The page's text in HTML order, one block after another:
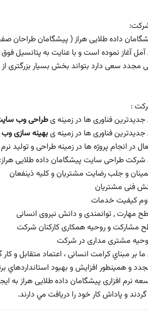
آغاز نموده است و با عنایت به پتانسیل
مجدد سعی دارد بتواند بخش بسیار بزرگتری
:
جدیدترین فناوری ها در زمینه یطراحی وب
جدیدترین فناوری ها در زمینه یبهینه سازی
در انجام پروژه ها در زمینه طراحی و تولید
طراحی سایت پیشگامان داده طلایی هراز:
و جلب رضایت مشتریان و کلیه ذینفعان
فنی مشتریان
کیفیت خدمات
مهارت , توانمندی و دانش نیروی انسانی
مشارکت و روحیه همکاری کارکنان شرکت
مشتری مداری در شرکت
مبناي کرامت انسانی ، اعتماد متقابل و
مجدد و همينطور افزايش و بهبود استانداردهاي
نرم افزاری پیشگامان داده طلایی هراز به
و پاداش كار خود را دريافت مي دارند.